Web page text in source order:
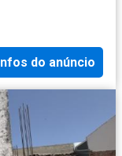
Infos do anúncio